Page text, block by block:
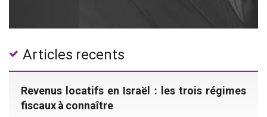
Articles recents
Revenus locatifs en Israël : les trois régimes
fiscaux à connaître